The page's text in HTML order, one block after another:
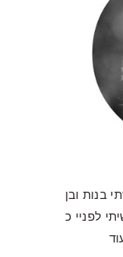
בנות ובן
לפניי כ